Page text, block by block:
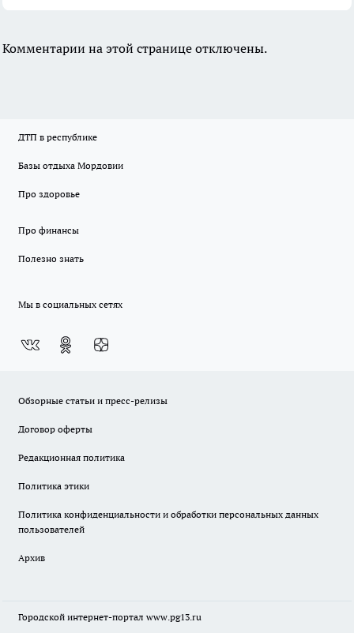
Комментарии на этой странице отключены.
ДТП в республике
Базы отдыха Мордовии
Про здоровье
Про финансы
Полезно знать
Мы в социальных сетях
Обзорные статьи и пресс-релизы
Договор оферты
Редакционная политика
Политика этики
Политика конфиденциальности и обработки персональных данных
пользователей
Архив
Городской интернет-портал www.pg13.ru